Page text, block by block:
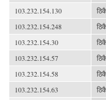
103.232.154.130
103.232.154.248
103.232.154.30
103.232.154.57
103.232.154.58
103.232.154.63